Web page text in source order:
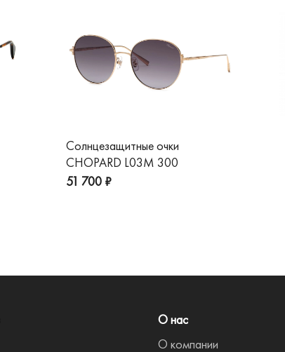
Солнцезащитные очки
CHOPARD L03M 300
51 700 ₽
О нас
О компании